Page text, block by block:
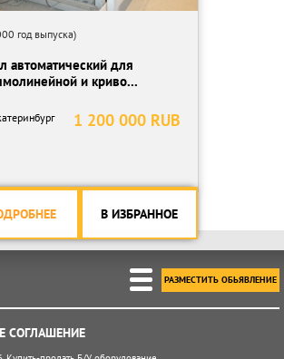
год выпуска)
автоматический для
и криво...
1 200 000 RUB
В ИЗБРАННОЕ
СОГЛАШЕНИЕ
РАЗМЕСТИТЬ ОБЬЯВЛЕНИЕ